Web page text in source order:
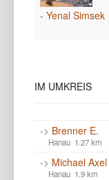
- Yenal Simsek
IM UMKREIS
-> Brenner E.
Hanau 1.27 km
-> Michael Axel
Hanau 1.9 km